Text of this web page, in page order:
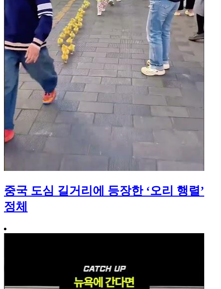
중국 도심 길거리에 등장한 ‘오리 행렬’
정체